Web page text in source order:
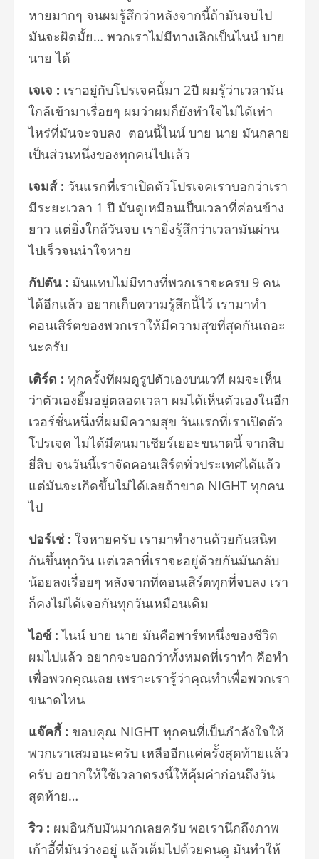
หายมากๆ จนผมรู้สึกว่าหลังจากนี้ถ้ามันจบไป
มันจะผิดมั้ย… พวกเราไม่มีทางเลิกเป็นไนน์ บาย
นาย ได้
เจเจ : เราอยู่กับโปรเจคนี้มา 2ปี ผมรู้ว่าเวลามัน
ใกล้เข้ามาเรื่อยๆ ผมว่าผมก็ยังทำใจไม่ได้เท่า
ไหร่ที่มันจะจบลง ตอนนี้ไนน์ บาย นาย มันกลาย
เป็นส่วนหนึ่งของทุกคนไปแล้ว
เจมส์ : วันแรกที่เราเปิดตัวโปรเจคเราบอกว่าเรา
มีระยะเวลา 1 ปี มันดูเหมือนเป็นเวลาที่ค่อนข้าง
ยาว แต่ยิ่งใกล้วันจบ เรายิ่งรู้สึกว่าเวลามันผ่าน
ไปเร็วจนน่าใจหาย
กัปตัน : มันแทบไม่มีทางที่พวกเราจะครบ 9 คน
ได้อีกแล้ว อยากเก็บความรู้สึกนี้ไว้ เรามาทำ
คอนเสิร์ตของพวกเราให้มีความสุขที่สุดกันเถอะ
นะครับ
เติร์ด : ทุกครั้งที่ผมดูรูปตัวเองบนเวที ผมจะเห็น
ว่าตัวเองยิ้มอยู่ตลอดเวลา ผมได้เห็นตัวเองในอีก
เวอร์ชั่นหนึ่งที่ผมมีความสุข วันแรกที่เราเปิดตัว
โปรเจค ไม่ได้มีคนมาเชียร์เยอะขนาดนี้ จากสิบ
ยี่สิบ จนวันนี้เราจัดคอนเสิร์ตทั่วประเทศได้แล้ว
แต่มันจะเกิดขึ้นไม่ได้เลยถ้าขาด NIGHT ทุกคน
ไป
ปอร์เช่ : ใจหายครับ เรามาทำงานด้วยกันสนิท
กันขึ้นทุกวัน แต่เวลาที่เราจะอยู่ด้วยกันมันกลับ
น้อยลงเรื่อยๆ หลังจากที่คอนเสิร์ตทุกที่จบลง เรา
ก็คงไม่ได้เจอกันทุกวันเหมือนเดิม
ไอซ์ : ไนน์ บาย นาย มันคือพาร์ทหนึ่งของชีวิต
ผมไปแล้ว อยากจะบอกว่าทั้งหมดที่เราทำ คือทำ
เพื่อพวกคุณเลย เพราะเรารู้ว่าคุณทำเพื่อพวกเรา
ขนาดไหน
แจ๊คกี้ : ขอบคุณ NIGHT ทุกคนที่เป็นกำลังใจให้
พวกเราเสมอนะครับ เหลืออีกแค่ครั้งสุดท้ายแล้ว
ครับ อยากให้ใช้เวลาตรงนี้ให้คุ้มค่าก่อนถึงวัน
สุดท้าย…
ริว : ผมอินกับมันมากเลยครับ พอเรานึกถึงภาพ
เก้าอี้ที่มันว่างอยู่ แล้วเต็มไปด้วยคนดู มันทำให้